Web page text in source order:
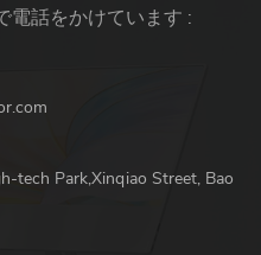
電話をかけています :
tech Park,Xinqiao Street, Bao